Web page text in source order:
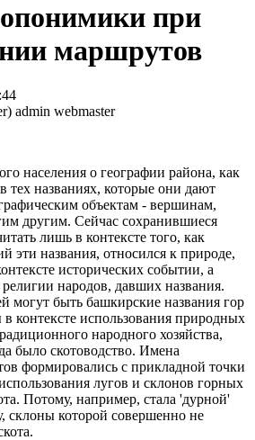
при
маршрутов
admin webmaster
населения о географии района, как
тех названиях, которые они дают
объектам - вершинам,
другим. Сейчас сохранившиеся
лишь в контексте того, как
эти названия, относился к природе,
исторических событии, а
народов, давших названия.
могут быть башкирские названия гор
контексте использования природных
народного хозяйства,
было скотоводство. Имена
формировались с прикладной точки
лугов и склонов горных
Потому, например, стала 'дурной'
склоны которой совершенно не